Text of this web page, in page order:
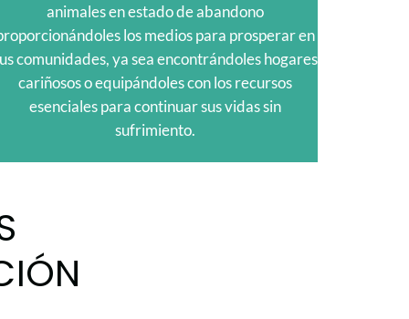
animales en estado de abandono
los medios para prosperar en
comunidades, ya sea encontrándoles hogares
cariñosos o equipándoles con los recursos
esenciales para continuar sus vidas sin
sufrimiento.